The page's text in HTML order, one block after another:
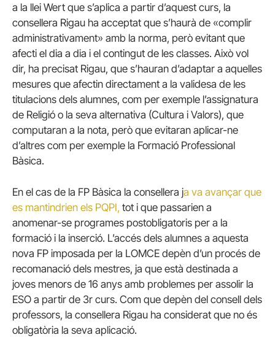
a la llei Wert que s’aplica a partir d’aquest curs, la
consellera Rigau ha acceptat que s’haurà de «complir
administrativament» amb la norma, però evitant que
afecti el dia a dia i el contingut de les classes. Això vol
dir, ha precisat Rigau, que s’hauran d’adaptar a aquelles
mesures que afectin directament a la validesa de les
titulacions dels alumnes, com per exemple l’assignatura
de Religió o la seva alternativa (Cultura i Valors), que
computaran a la nota, però que evitaran aplicar-ne
d’altres com per exemple la Formació Professional
Bàsica.
En el cas de la FP Bàsica la consellera ja va avançar que
es mantindrien els PQPI, tot i que passarien a
anomenar-se programes postobligatoris per a la
formació i la inserció. L’accés dels alumnes a aquesta
nova FP imposada per la LOMCE depèn d’un procés de
recomanació dels mestres, ja que està destinada a
joves menors de 16 anys amb problemes per assolir la
ESO a partir de 3r curs. Com que depèn del consell dels
professors, la consellera Rigau ha considerat que no és
obligatòria la seva aplicació.